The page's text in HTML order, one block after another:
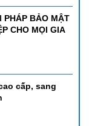
nếu còn băn
hệ tới siêu thị
PHÁP BẢO MẬT
CHO MỌI GIA
cấp, sang